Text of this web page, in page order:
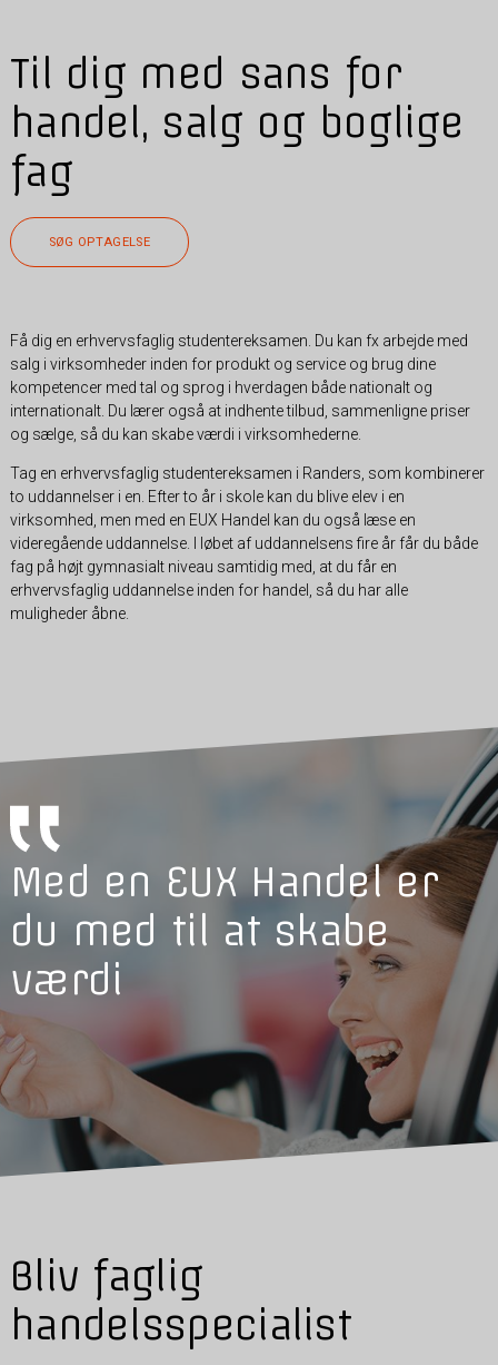
Til dig med sans for
handel, salg og boglige
fag
SØG OPTAGELSE
Få dig en erhvervsfaglig studentereksamen. Du kan fx arbejde med
salg i virksomheder inden for produkt og service og brug dine
kompetencer med tal og sprog i hverdagen både nationalt og
internationalt. Du lærer også at indhente tilbud, sammenligne priser
og sælge, så du kan skabe værdi i virksomhederne.
Tag en erhvervsfaglig studentereksamen i Randers, som kombinerer
to uddannelser i en. Efter to år i skole kan du blive elev i en
virksomhed, men med en EUX Handel kan du også læse en
videregående uddannelse. I løbet af uddannelsens fire år får du både
fag på højt gymnasialt niveau samtidig med, at du får en
erhvervsfaglig uddannelse inden for handel, så du har alle
muligheder åbne.
Med en EUX Handel er
du med til at skabe
værdi
Bliv faglig
handelsspecialist